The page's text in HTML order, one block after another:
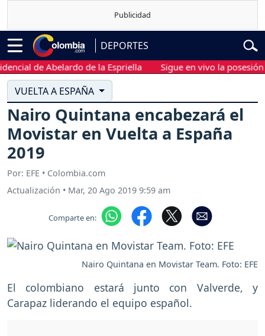
DEPORTES
de Abelardo de la Espriella Sigue en vivo la posesión
VUELTA A ESPAÑA
Nairo Quintana encabezará el
Movistar en Vuelta a España
2019
Por: EFE • Colombia.com
Actualización • Mar, 20 Ago 2019 9:59 am
Comparte en:
Nairo Quintana en Movistar Team. Foto: EFE
El colombiano estará junto con Valverde, y
Carapaz liderando el equipo español.